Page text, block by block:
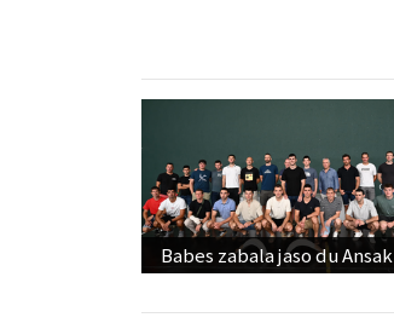
Babes zabala jaso du Ansak